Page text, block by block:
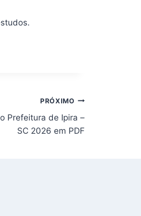
PRÓXIMO
Prefeitura de Ipira –
SC 2026 em PDF